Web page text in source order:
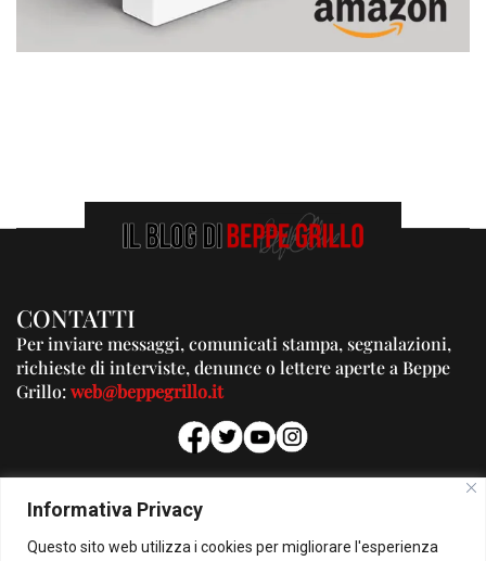
Informativa Privacy
Questo sito web utilizza i cookies per migliorare l'esperienza
CONTATTI
Per inviare messaggi, comunicati stampa, segnalazioni,
richieste di interviste, denunce o lettere aperte a Beppe
Grillo:web@beppegrillo.it
PUBBLICITA'
Per la tua pubblicità su questo Blog:
pubblicita@beppegrillo.it